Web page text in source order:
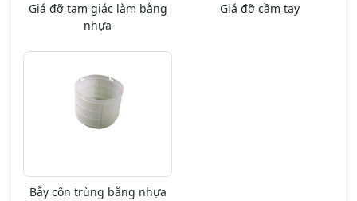
Giá đỡ tam giác làm bằng
nhựa
Giá đỡ cầm tay
Bẫy côn trùng bằng nhựa